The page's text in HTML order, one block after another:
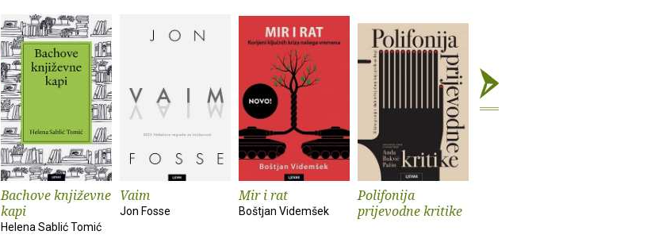
Bachove književne
kapi
Helena Sablić Tomić
Vaim
Jon Fosse
Mir i rat
Boštjan Videmšek
Polifonija
prijevodne kritike